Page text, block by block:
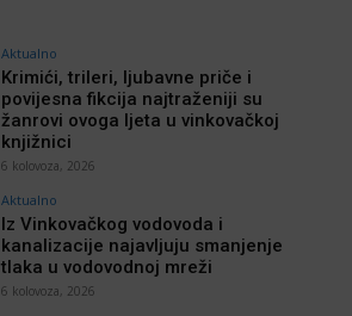
Aktualno
Krimići, trileri, ljubavne priče i
povijesna fikcija najtraženiji su
žanrovi ovoga ljeta u vinkovačkoj
knjižnici
6 kolovoza, 2026
Aktualno
Iz Vinkovačkog vodovoda i
kanalizacije najavljuju smanjenje
tlaka u vodovodnoj mreži
6 kolovoza, 2026